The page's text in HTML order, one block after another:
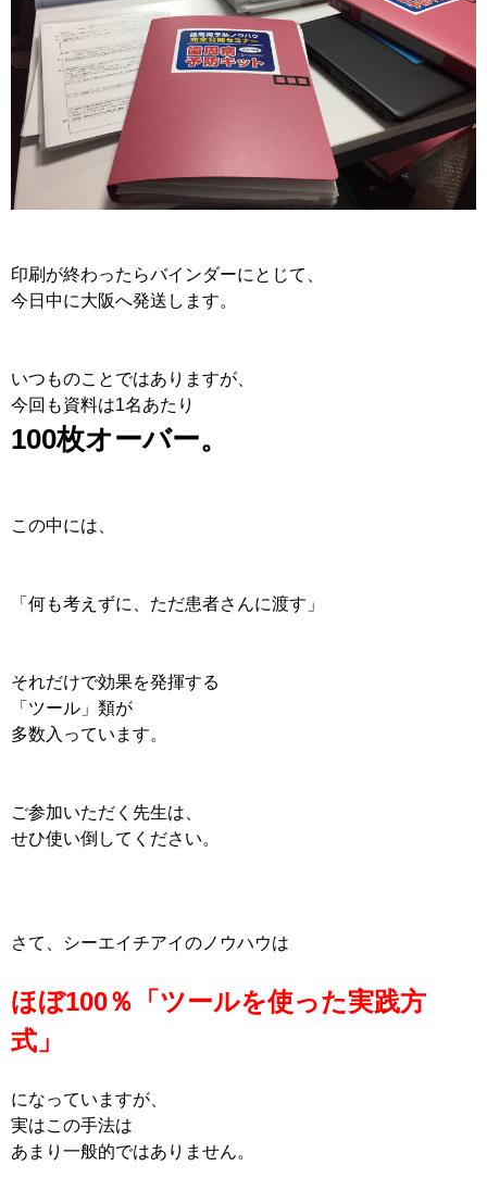
印刷が終わったらバインダーにとじて、
今日中に大阪へ発送します。
いつものことではありますが、
今回も資料は1名あたり
100枚オーバー。
この中には、
「何も考えずに、ただ患者さんに渡す」
それだけで効果を発揮する
「ツール」類が
多数入っています。
ご参加いただく先生は、
せひ使い倒してください。
さて、シーエイチアイのノウハウは
ほぼ100％「ツールを使った実践方
式」
になっていますが、
実はこの手法は
あまり一般的ではありません。